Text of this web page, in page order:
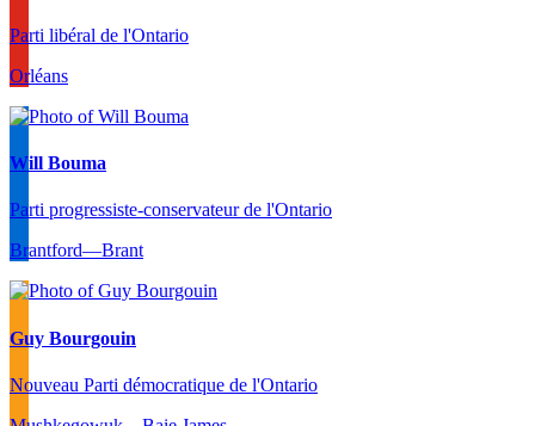
Parti libéral de l'Ontario
Orléans
Will Bouma
Parti progressiste-conservateur de l'Ontario
Brantford—Brant
Guy Bourgouin
Nouveau Parti démocratique de l'Ontario